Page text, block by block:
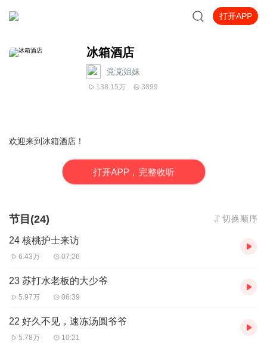
打开APP
冰箱酒店
党党姐妹
138.15万 3899
欢迎来到冰箱酒店！
打开APP，完整收听
节目(24) 切换顺序
24 核桃护士来访
6.43万 07:26
23 苏打水老板的大少爷
5.97万 06:39
22 好久不见，速冻汤圆爷爷
5.78万 10:21